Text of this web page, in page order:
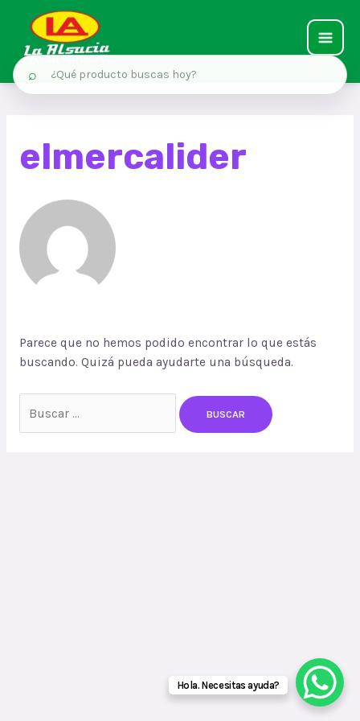
contenido
MAIN
elmercalider
Parece que no hemos podido encontrar lo que estás
buscando. Quizá pueda ayudarte una búsqueda.
por:
⌕
Hola. Necesitas ayuda?